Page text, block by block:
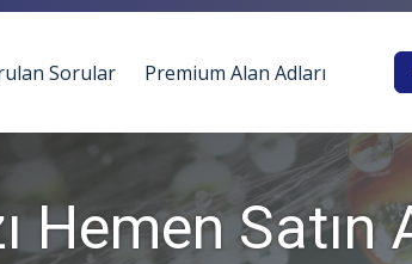
Sorular Premium Alan Adları
Hemen Satın